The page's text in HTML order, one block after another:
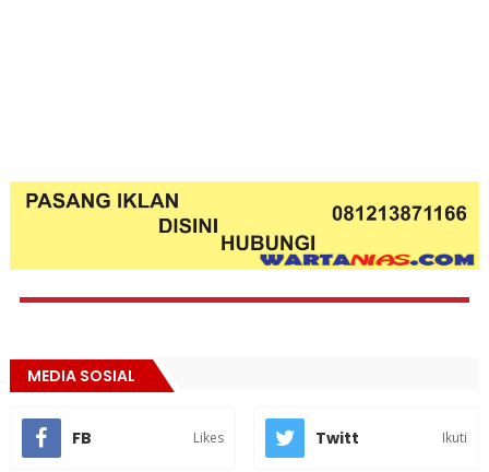
MEDIA SOSIAL
FB Likes Twitt Ikuti